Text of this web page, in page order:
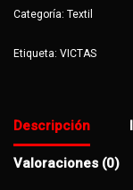
Categoría: Textil
Etiqueta: VICTAS
Descripción
Valoraciones (0)